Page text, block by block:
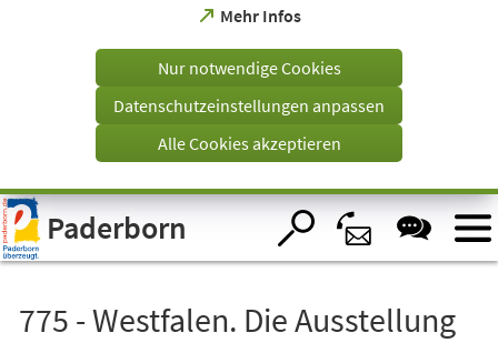
Visuelle
Assistenzsoftware
öffnen.
Mehr Infos
(Öffnet
einem
Tab)
Nur notwendige Cookies
Datenschutzeinstellungen anpassen
Alle Cookies akzeptieren
Paderborn
775 - Westfalen. Die Ausstellung